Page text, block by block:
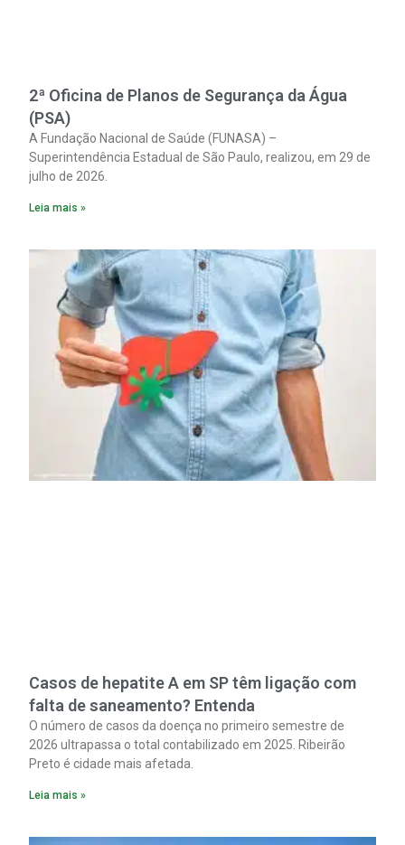
2ª Oficina de Planos de Segurança da Água
(PSA)
A Fundação Nacional de Saúde (FUNASA) –
Superintendência Estadual de São Paulo, realizou, em 29 de
julho de 2026.
Leia mais »
Casos de hepatite A em SP têm ligação com
falta de saneamento? Entenda
O número de casos da doença no primeiro semestre de
2026 ultrapassa o total contabilizado em 2025. Ribeirão
Preto é cidade mais afetada.
Leia mais »